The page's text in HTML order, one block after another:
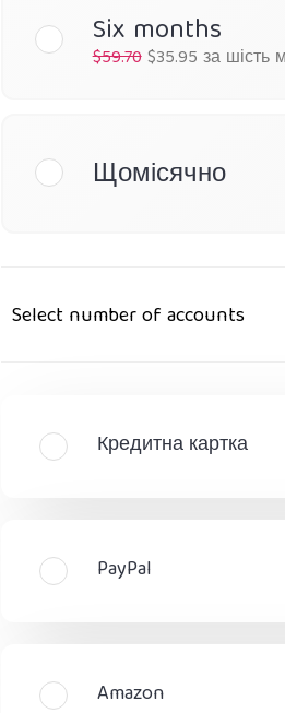
Six months
$59.70$35.95 за шість
Щомісячно
Select number of accounts
Кредитна картка
PayPal
Amazon